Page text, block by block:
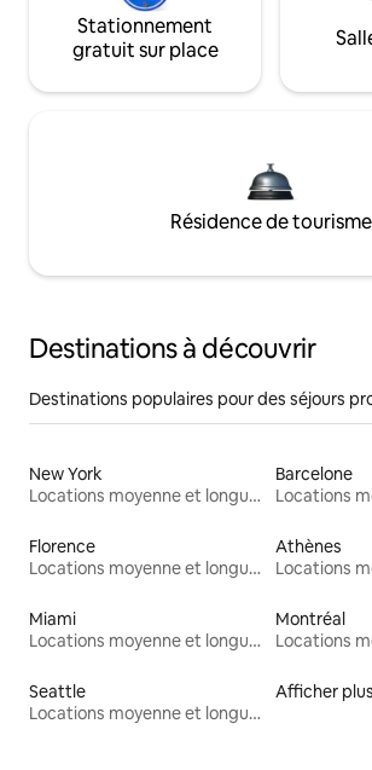
Stationnement
gratuit sur place
Résidence de tourisme
Destinations à découvrir
Destinations populaires pour des séjours
New York
Locations moyenne et longue durée
Barcelone
Florence
Locations moyenne et longue durée
Athènes
Miami
Locations moyenne et longue durée
Montréal
Seattle
Locations moyenne et longue durée
Afficher plus